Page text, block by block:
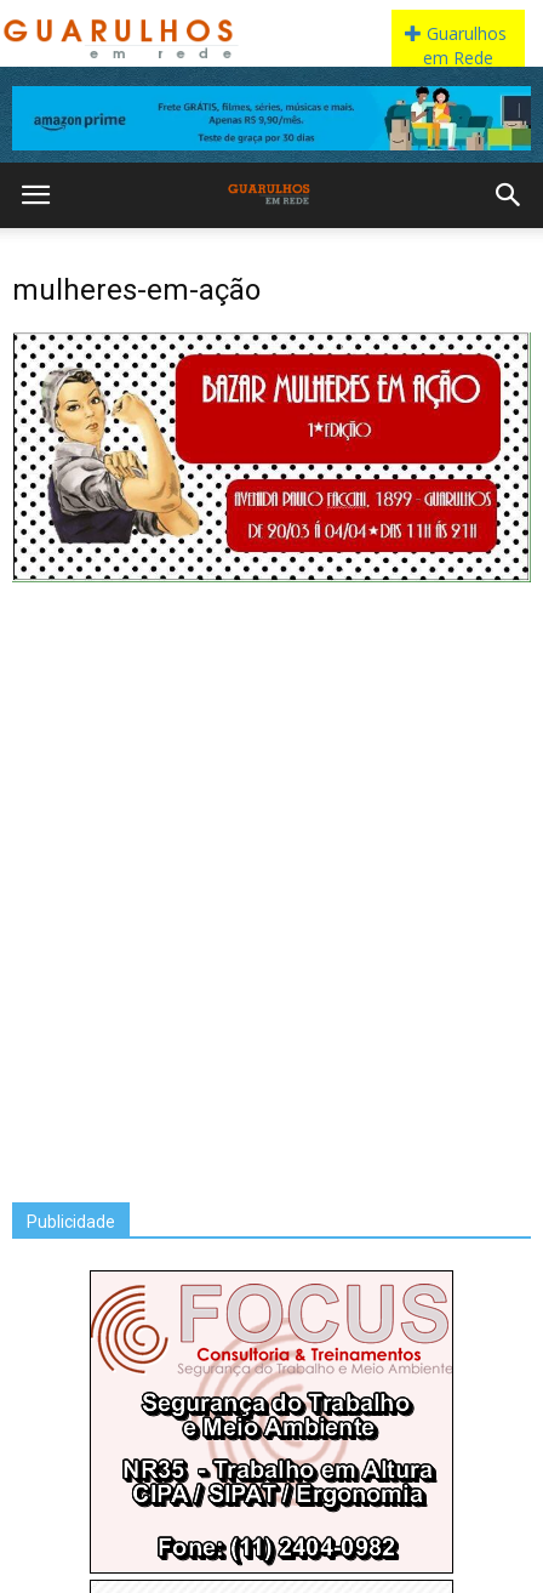
mulheres-em-ação
Publicidade